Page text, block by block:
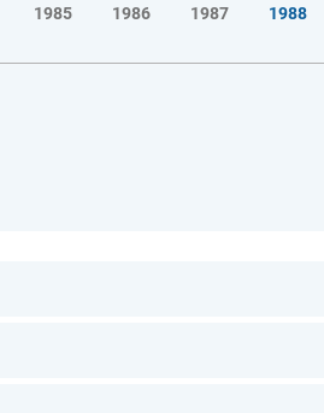
1985 1986 1987 1988